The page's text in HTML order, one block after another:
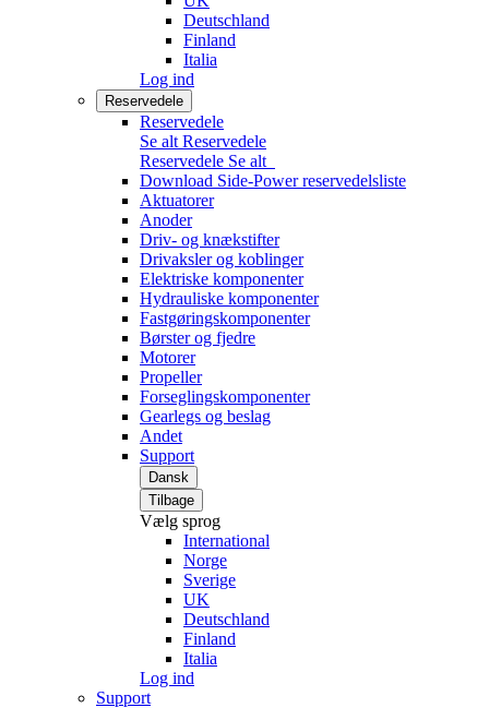
Deutschland
Finland
Italia
Log ind
Reservedele
Reservedele
Se alt Reservedele
Reservedele Se alt
Download Side-Power reservedelsliste
Aktuatorer
Anoder
Driv- og knækstifter
Drivaksler og koblinger
Elektriske komponenter
Hydrauliske komponenter
Fastgøringskomponenter
Børster og fjedre
Motorer
Propeller
Forseglingskomponenter
Gearlegs og beslag
Andet
Support
Dansk
Tilbage
Vælg sprog
International
Norge
Sverige
UK
Deutschland
Finland
Italia
Log ind
Support